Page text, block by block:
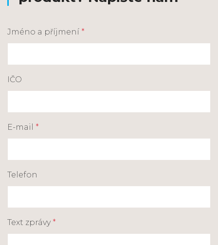
Jméno a příjmení *
IČO
E-mail *
Telefon
Text zprávy *